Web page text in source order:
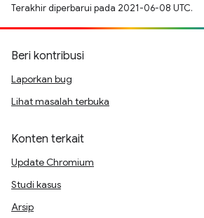
Terakhir diperbarui pada 2021-06-08 UTC.
Beri kontribusi
Laporkan bug
Lihat masalah terbuka
Konten terkait
Update Chromium
Studi kasus
Arsip